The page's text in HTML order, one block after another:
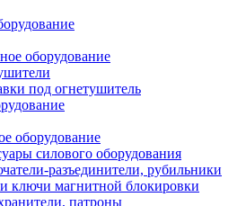
оборудование
под огнетушитель
оборудование
силового оборудования
разъединители, рубильники
ключи магнитной блокировки
патроны